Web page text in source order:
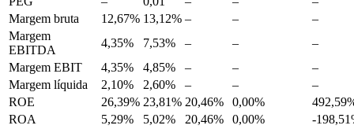
Margem bruta
12,67% 13,12% – –
–
Margem
EBITDA
4,35% 7,53% – –
–
Margem EBIT
4,35% 4,85% – –
–
Margem líquida
2,10% 2,60% – –
–
ROE
26,39% 23,81% 20,46% 0,00%
ROA
5,29% 5,02% 20,46% 0,00%
-